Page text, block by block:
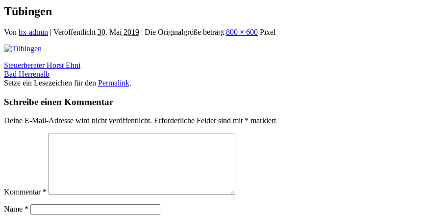
Tübingen
Von bx-admin | Veröffentlicht 30. Mai 2019 | Die Originalgröße beträgt 800 × 600 Pixel
Steuerberater Horst Ehni
Bad Herrenalb
Setze ein Lesezeichen für den Permalink.
Schreibe einen Kommentar
Deine E-Mail-Adresse wird nicht veröffentlicht. Erforderliche Felder sind mit * markiert
Kommentar *
Name *